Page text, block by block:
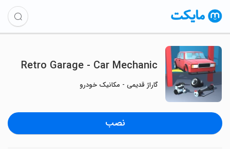
Retro Garage - Car Mechanic
گاراژ قدیمی - مکانیک خودرو
نصب